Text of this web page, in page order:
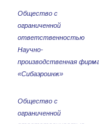
Общество с
ограниченной
ответственностью
Научно-
производственная
«Сибаэроинж»
Общество с
ограниченной